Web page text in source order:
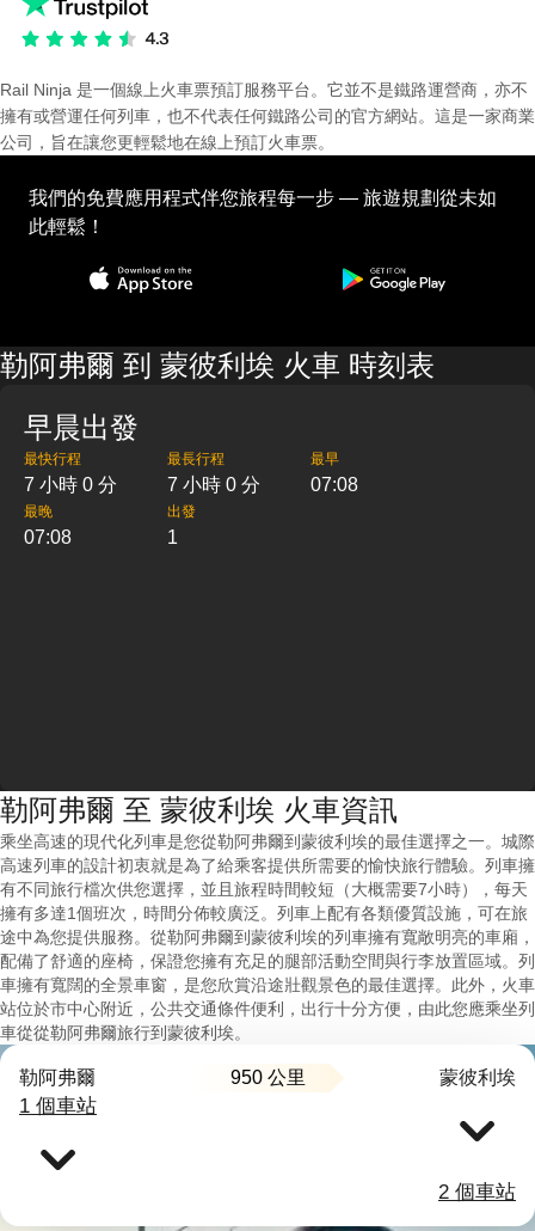
Rail Ninja 是一個線上火車票預訂服務平台。它並不是鐵路運營商，亦不
擁有或營運任何列車，也不代表任何鐵路公司的官方網站。這是一家商業
公司，旨在讓您更輕鬆地在線上預訂火車票。
我們的免費應用程式伴您旅程每一步 — 旅遊規劃從未如
此輕鬆！
勒阿弗爾 到 蒙彼利埃 火車 時刻表
早晨出發
最快行程
7 小時 0 分
最長行程
7 小時 0 分
最早
07:08
最晚
07:08
出發
1
勒阿弗爾 至 蒙彼利埃 火車資訊
乘坐高速的現代化列車是您從勒阿弗爾到蒙彼利埃的最佳選擇之一。城際
高速列車的設計初衷就是為了給乘客提供所需要的愉快旅行體驗。列車擁
有不同旅行檔次供您選擇，並且旅程時間較短（大概需要7小時），每天
擁有多達1個班次，時間分佈較廣泛。列車上配有各類優質設施，可在旅
途中為您提供服務。從勒阿弗爾到蒙彼利埃的列車擁有寬敞明亮的車廂，
配備了舒適的座椅，保證您擁有充足的腿部活動空間與行李放置區域。列
車擁有寬闊的全景車窗，是您欣賞沿途壯觀景色的最佳選擇。此外，火車
站位於市中心附近，公共交通條件便利，出行十分方便，由此您應乘坐列
車從從勒阿弗爾旅行到蒙彼利埃。
勒阿弗爾 950 公里 蒙彼利埃
1 個車站
2 個車站